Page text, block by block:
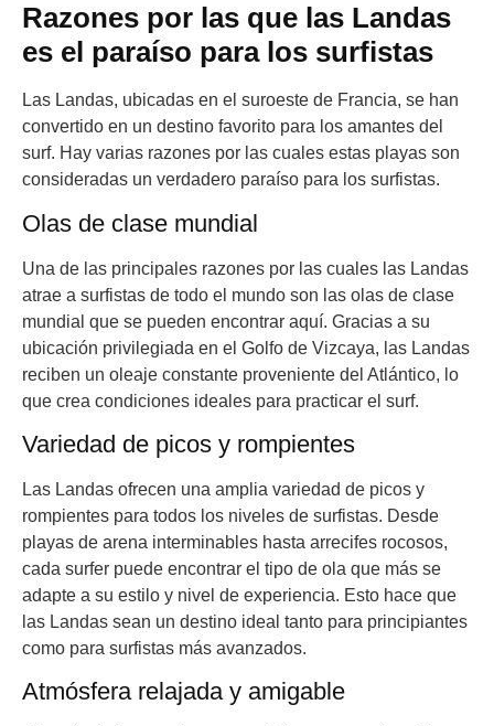
Razones por las que las Landas
es el paraíso para los surfistas
Las Landas, ubicadas en el suroeste de Francia, se han
convertido en un destino favorito para los amantes del
surf. Hay varias razones por las cuales estas playas son
consideradas un verdadero paraíso para los surfistas.
Olas de clase mundial
Una de las principales razones por las cuales las Landas
atrae a surfistas de todo el mundo son las olas de clase
mundial que se pueden encontrar aquí. Gracias a su
ubicación privilegiada en el Golfo de Vizcaya, las Landas
reciben un oleaje constante proveniente del Atlántico, lo
que crea condiciones ideales para practicar el surf.
Variedad de picos y rompientes
Las Landas ofrecen una amplia variedad de picos y
rompientes para todos los niveles de surfistas. Desde
playas de arena interminables hasta arrecifes rocosos,
cada surfer puede encontrar el tipo de ola que más se
adapte a su estilo y nivel de experiencia. Esto hace que
las Landas sean un destino ideal tanto para principiantes
como para surfistas más avanzados.
Atmósfera relajada y amigable